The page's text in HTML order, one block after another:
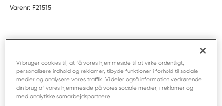
Varenr: F21515
Vi bruger cookies til, at få vores hjemmeside til at virke ordentligt,
personalisere indhold og reklamer, tilbyde funktioner i forhold til sociale
medier og analysere vores traffik. Vi deler også information vedrørende
din brug af vores hjemmeside på vores sociale medier, i reklamer og
med analytiske samarbejdspartnere.